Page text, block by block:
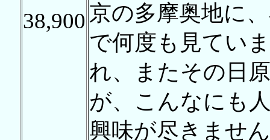
38,900 京の多摩奥地に
で何度も見てい
れ、またその日
が、こんなにも
興味が尽きませ